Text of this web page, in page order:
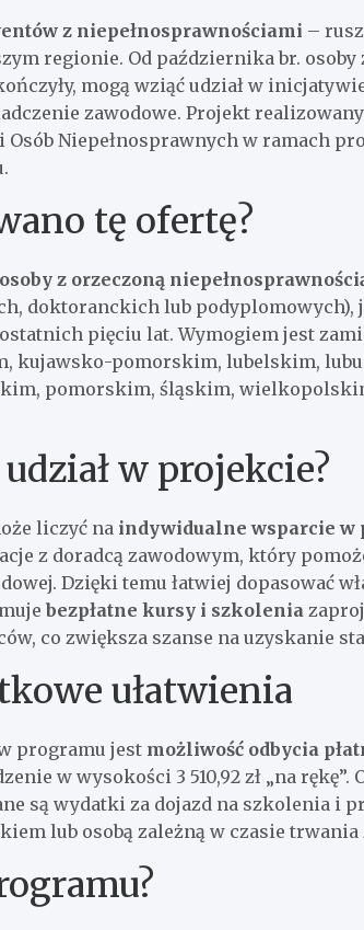
z niepełnosprawnościami –
regionie. Od października br.
mogą wziąć udział w
zawodowe. Projekt
Niepełnosprawnych w ramach
tę ofertę?
osoby z orzeczoną
doktoranckich lub podyplomowych),
pięciu lat. Wymogiem jest
kujawsko-pomorskim, lubelskim,
pomorskim, śląskim,
w projekcie?
liczyć na indywidualne wsparcie w
z doradcą zawodowym, który
Dzięki temu łatwiej dopasować
bezpłatne kursy i szkolenia
co zwiększa szanse na uzyskanie
ułatwienia
programu jest możliwość odbycia
w wysokości 3 510,92 zł „na rękę”.
są wydatki za dojazd na szkolenia i
lub osobą zależną w czasie